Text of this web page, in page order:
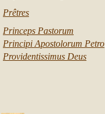
Prêtres
Princeps Pastorum
Principi Apostolorum Petro
Providentissimus Deus